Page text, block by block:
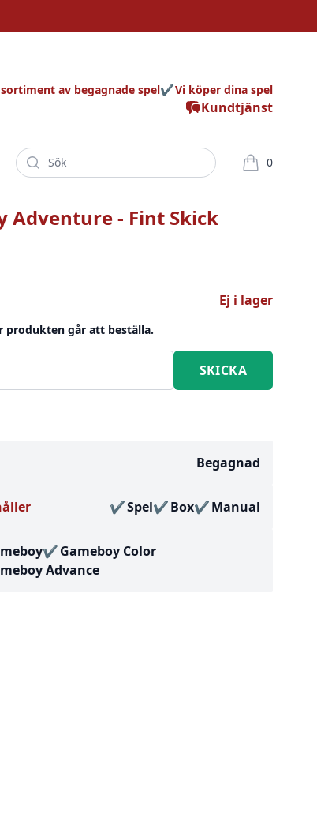
Kundtjänst
av begagnade spel Vi köper dina spel
Sök 0
varor i
Adventure - Fint Skick
Ej i lager
produkten går att beställa.
Begagnad
Spel Box Manual
Gameboy Color
Advance